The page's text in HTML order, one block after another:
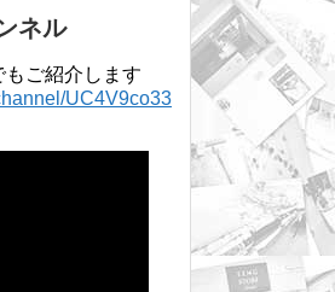
ネル
ご紹介します
UC4V9co33